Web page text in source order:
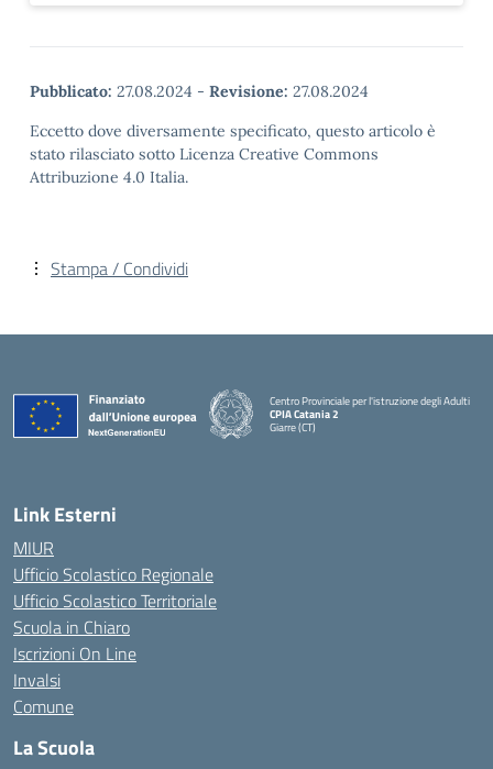
Pubblicato: 27.08.2024 - Revisione: 27.08.2024
Eccetto dove diversamente specificato, questo articolo è
stato rilasciato sotto Licenza Creative Commons
Attribuzione 4.0 Italia.
Stampa / Condividi
Centro Provinciale per l'istruzione degli Adulti
CPIA Catania 2
Giarre (CT)
Link Esterni
MIUR
Ufficio Scolastico Regionale
Ufficio Scolastico Territoriale
Scuola in Chiaro
Iscrizioni On Line
Invalsi
Comune
La Scuola